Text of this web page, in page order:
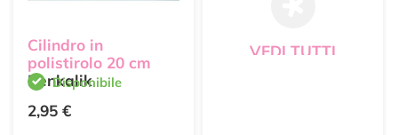
Cilindro in
polistirolo 20 cm
Renkalik
Disponibile
2,95 €
VEDI TUTTI